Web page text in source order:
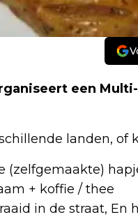
een
landen,
(zelfgemaakte)
+ koffie / thee
in de straat, En